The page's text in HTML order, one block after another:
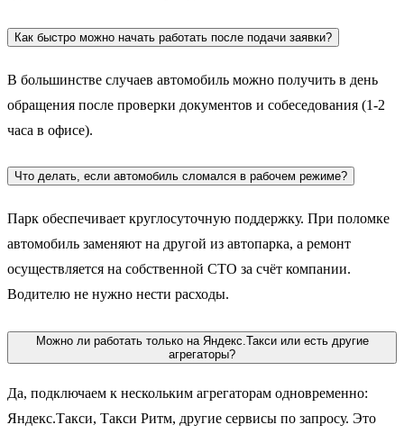
Как быстро можно начать работать после подачи заявки?
В большинстве случаев автомобиль можно получить в день
обращения после проверки документов и собеседования (1-2
часа в офисе).
Что делать, если автомобиль сломался в рабочем режиме?
Парк обеспечивает круглосуточную поддержку. При поломке
автомобиль заменяют на другой из автопарка, а ремонт
осуществляется на собственной СТО за счёт компании.
Водителю не нужно нести расходы.
Можно ли работать только на Яндекс.Такси или есть другие
агрегаторы?
Да, подключаем к нескольким агрегаторам одновременно:
Яндекс.Такси, Такси Ритм, другие сервисы по запросу. Это